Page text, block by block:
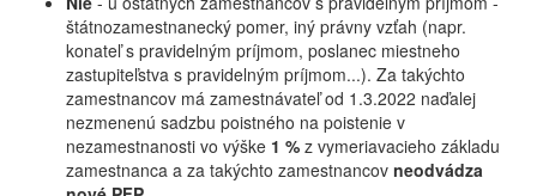
štátnozamestnanecký pomer, iný právny vzťah (napr.
konateľ s pravidelným príjmom, poslanec miestneho
zastupiteľstva s pravidelným príjmom...). Za takýchto
zamestnancov má zamestnávateľ od 1.3.2022 naďalej
nezmenenú sadzbu poistného na poistenie v
nezamestnanosti vo výške 1 % z vymeriavacieho základu
zamestnanca a za takýchto zamestnancov neodvádza